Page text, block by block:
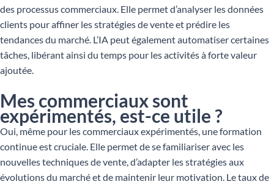
des processus commerciaux. Elle permet d’analyser les données
clients pour affiner les stratégies de vente et prédire les
tendances du marché. L’IA peut également automatiser certaines
tâches, libérant ainsi du temps pour les activités à forte valeur
ajoutée.
Mes commerciaux sont
expérimentés, est-ce utile ?
Oui, même pour les commerciaux expérimentés, une formation
continue est cruciale. Elle permet de se familiariser avec les
nouvelles techniques de vente, d’adapter les stratégies aux
évolutions du marché et de maintenir leur motivation. Le taux de